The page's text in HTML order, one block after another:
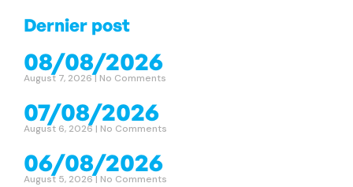
Dernier post
08/08/2026
August 7, 2026 No Comments
07/08/2026
August 6, 2026 No Comments
06/08/2026
August 5, 2026 No Comments